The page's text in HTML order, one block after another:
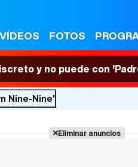
VÍDEOS FOTOS
y no puede con
Nine-Nine'
Eliminar anuncios